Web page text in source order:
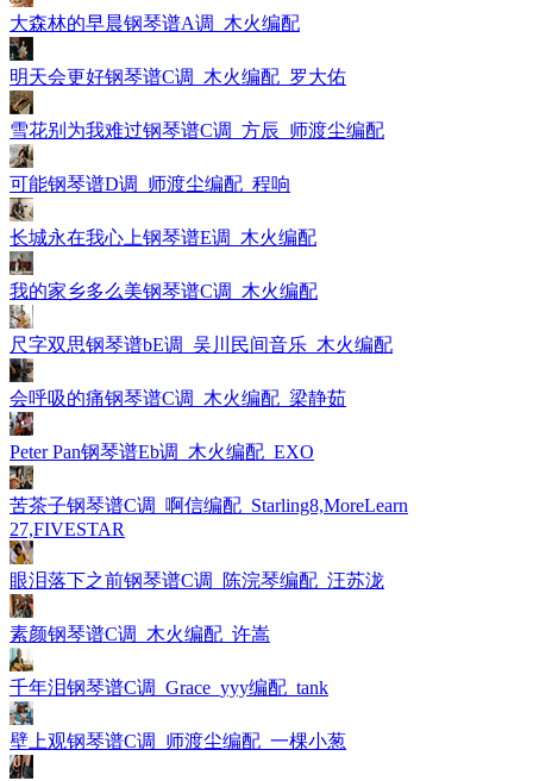
大森林的早晨钢琴谱A调_木火编配
明天会更好钢琴谱C调_木火编配_罗大佑
雪花别为我难过钢琴谱C调_方辰_师渡尘编配
可能钢琴谱D调_师渡尘编配_程响
长城永在我心上钢琴谱E调_木火编配
我的家乡多么美钢琴谱C调_木火编配
尺字双思钢琴谱bE调_吴川民间音乐_木火编配
会呼吸的痛钢琴谱C调_木火编配_梁静茹
Peter Pan钢琴谱Eb调_木火编配_EXO
苦茶子钢琴谱C调_啊信编配_Starling8,MoreLearn
27,FIVESTAR
眼泪落下之前钢琴谱C调_陈浣琴编配_汪苏泷
素颜钢琴谱C调_木火编配_许嵩
千年泪钢琴谱C调_Grace_yyy编配_tank
壁上观钢琴谱C调_师渡尘编配_一棵小葱